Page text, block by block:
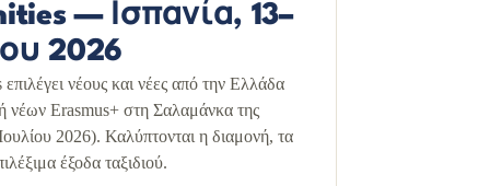
— Ισπανία, 13–
2026
νέους και νέες από την Ελλάδα
νέων Erasmus+ στη Σαλαμάνκα της
2026). Καλύπτονται η διαμονή, τα
έξοδα ταξιδιού.